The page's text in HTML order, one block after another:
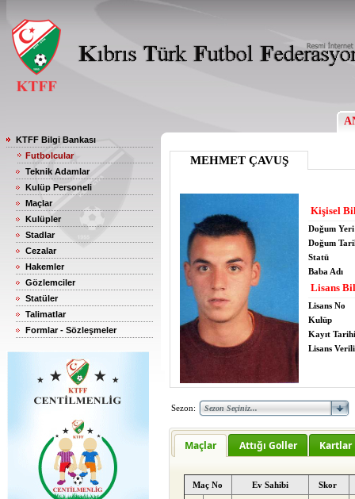
KTFF Bilgi Bankası
Futbolcular
Teknik Adamlar
Kulüp Personeli
Maçlar
Kulüpler
Stadlar
Cezalar
Hakemler
Gözlemciler
Statüler
Talimatlar
Formlar - Sözleşmeler
MEHMET ÇAVUŞ
Kişisel
Doğum Yeri
Doğum
Statü
Baba Adı
Lisans
Lisans No
Kulüp
Kayıt Tarihi
Lisans
Sezon:
Maçlar Attığı Goller Kartlar
Maç No Ev Sahibi Skor